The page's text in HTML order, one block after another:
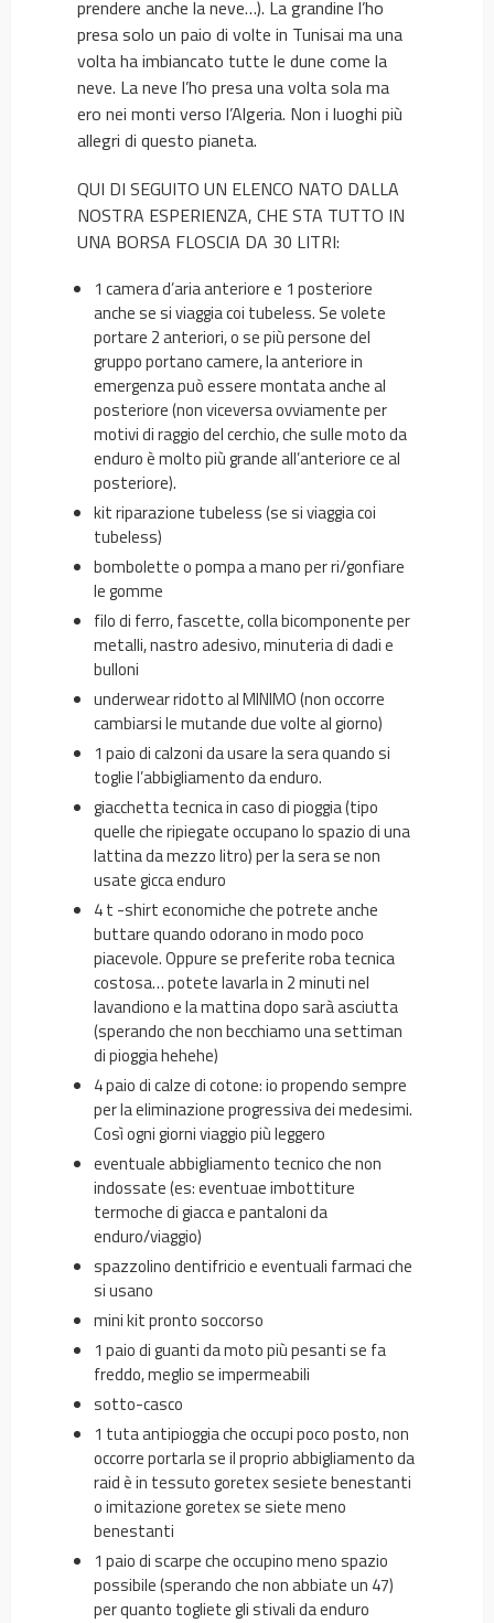
prendere anche la neve…). La grandine l’ho
presa solo un paio di volte in Tunisai ma una
volta ha imbiancato tutte le dune come la
neve. La neve l’ho presa una volta sola ma
ero nei monti verso l’Algeria. Non i luoghi più
allegri di questo pianeta.
QUI DI SEGUITO UN ELENCO NATO DALLA
NOSTRA ESPERIENZA, CHE STA TUTTO IN
UNA BORSA FLOSCIA DA 30 LITRI:
1 camera d’aria anteriore e 1 posteriore
anche se si viaggia coi tubeless. Se volete
portare 2 anteriori, o se più persone del
gruppo portano camere, la anteriore in
emergenza può essere montata anche al
posteriore (non viceversa ovviamente per
motivi di raggio del cerchio, che sulle moto da
enduro è molto più grande all’anteriore ce al
posteriore).
kit riparazione tubeless (se si viaggia coi
tubeless)
bombolette o pompa a mano per ri/gonfiare
le gomme
filo di ferro, fascette, colla bicomponente per
metalli, nastro adesivo, minuteria di dadi e
bulloni
underwear ridotto al MINIMO (non occorre
cambiarsi le mutande due volte al giorno)
1 paio di calzoni da usare la sera quando si
toglie l’abbigliamento da enduro.
giacchetta tecnica in caso di pioggia (tipo
quelle che ripiegate occupano lo spazio di una
lattina da mezzo litro) per la sera se non
usate gicca enduro
4 t -shirt economiche che potrete anche
buttare quando odorano in modo poco
piacevole. Oppure se preferite roba tecnica
costosa… potete lavarla in 2 minuti nel
lavandiono e la mattina dopo sarà asciutta
(sperando che non becchiamo una settiman
di pioggia hehehe)
4 paio di calze di cotone: io propendo sempre
per la eliminazione progressiva dei medesimi.
Così ogni giorni viaggio più leggero
eventuale abbigliamento tecnico che non
indossate (es: eventuae imbottiture
termoche di giacca e pantaloni da
enduro/viaggio)
spazzolino dentifricio e eventuali farmaci che
si usano
mini kit pronto soccorso
1 paio di guanti da moto più pesanti se fa
freddo, meglio se impermeabili
sotto-casco
1 tuta antipioggia che occupi poco posto, non
occorre portarla se il proprio abbigliamento da
raid è in tessuto goretex sesiete benestanti
o imitazione goretex se siete meno
benestanti
1 paio di scarpe che occupino meno spazio
possibile (sperando che non abbiate un 47)
per quanto togliete gli stivali da enduro